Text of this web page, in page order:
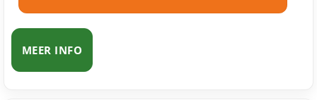
MEER INFO